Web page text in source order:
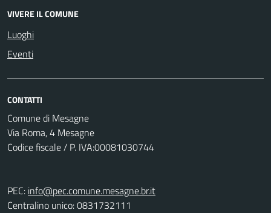
VIVERE IL COMUNE
Luoghi
Eventi
CONTATTI
Comune di Mesagne
Via Roma, 4 Mesagne
Codice fiscale / P. IVA:00081030744
PEC: info@pec.comune.mesagne.br.it
Centralino unico: 0831732111